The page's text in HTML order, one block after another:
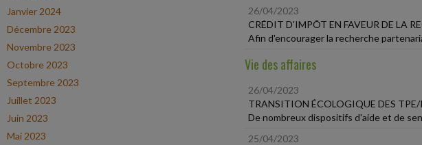
Janvier 2024
Décembre 2023
Novembre 2023
Octobre 2023
Septembre 2023
Juillet 2023
Juin 2023
Mai 2023
26/04/2023
CRÉDIT D'IMPÔT EN FAVEUR DE LA
Afin d'encourager la recherche
Vie des affaires
26/04/2023
TRANSITION ÉCOLOGIQUE DES TPE/
De nombreux dispositifs d'aide et de
25/04/2023